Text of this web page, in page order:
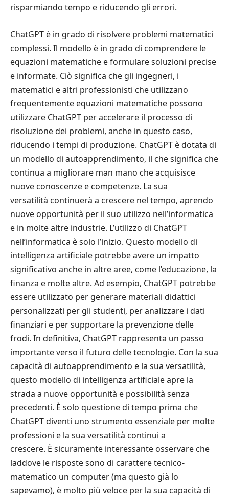
risparmiando tempo e riducendo gli errori.
ChatGPT è in grado di risolvere problemi matematici
complessi. Il modello è in grado di comprendere le
equazioni matematiche e formulare soluzioni precise
e informate. Ciò significa che gli ingegneri, i
matematici e altri professionisti che utilizzano
frequentemente equazioni matematiche possono
utilizzare ChatGPT per accelerare il processo di
risoluzione dei problemi, anche in questo caso,
riducendo i tempi di produzione. ChatGPT è dotata di
un modello di autoapprendimento, il che significa che
continua a migliorare man mano che acquisisce
nuove conoscenze e competenze. La sua
versatilità continuerà a crescere nel tempo, aprendo
nuove opportunità per il suo utilizzo nell’informatica
e in molte altre industrie. L’utilizzo di ChatGPT
nell’informatica è solo l’inizio. Questo modello di
intelligenza artificiale potrebbe avere un impatto
significativo anche in altre aree, come l’educazione, la
finanza e molte altre. Ad esempio, ChatGPT potrebbe
essere utilizzato per generare materiali didattici
personalizzati per gli studenti, per analizzare i dati
finanziari e per supportare la prevenzione delle
frodi. In definitiva, ChatGPT rappresenta un passo
importante verso il futuro delle tecnologie. Con la sua
capacità di autoapprendimento e la sua versatilità,
questo modello di intelligenza artificiale apre la
strada a nuove opportunità e possibilità senza
precedenti. È solo questione di tempo prima che
ChatGPT diventi uno strumento essenziale per molte
professioni e la sua versatilità continui a
crescere. È sicuramente interessante osservare che
laddove le risposte sono di carattere tecnico-
matematico un computer (ma questo già lo
sapevamo), è molto più veloce per la sua capacità di